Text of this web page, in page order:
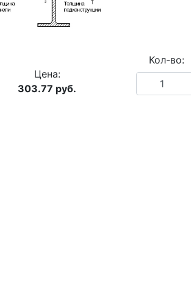
Цена:
303.77 руб.
Кол-во: